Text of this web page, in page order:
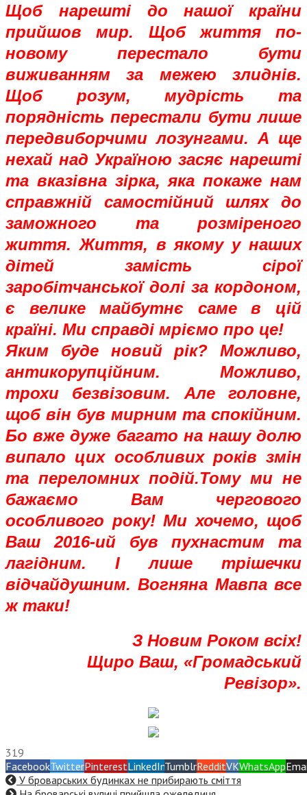
Щоб нарешті до нашої країни
прийшов мир. Щоб життя по-
новому перестало бути
виживанням за межею злиднів.
Щоб розум, мудрість та
порядність перестали бути лише
передвиборчими лозунгами. А ще
нехай над Україною засяє нарешті
та вказівна зірка, яка покаже нам
справжній самостійний шлях до
заможного та розміреного
життя. Життя, в якому у наших
дітей замість сірої
заробітчанської долі за кордоном,
є велике майбутнє саме в цій
країні. Ми справді мріємо про це!
Яким буде новий рік? Можливо,
антикорупційним. Можливо,
трохи безвізовим. Але головне,
щоб він був мирним та спокійним.
Бо вже дуже багато на нашу долю
випало цих особливих років змін
та переломних подій.Тому ми не
бажаємо Вам чергового
особливого року! Ми хочемо, щоб
Ваш 2016-ий був пухнастим та
лагідним. І лише трішечки
відчайдушним. Вогняна Мавпа все
ж таки!
З Новим Роком всіх!
Щиро Ваш, «Громадський
Ревізор».
319
FacebookTwitterPinterestLinkedInTumblrRedditVKWhatsApp
У броварських будинках не прибирають сміття